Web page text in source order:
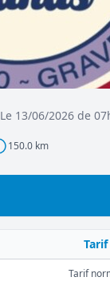
Le 13/06/2026 de
150.0 km
Tarif
Tarif